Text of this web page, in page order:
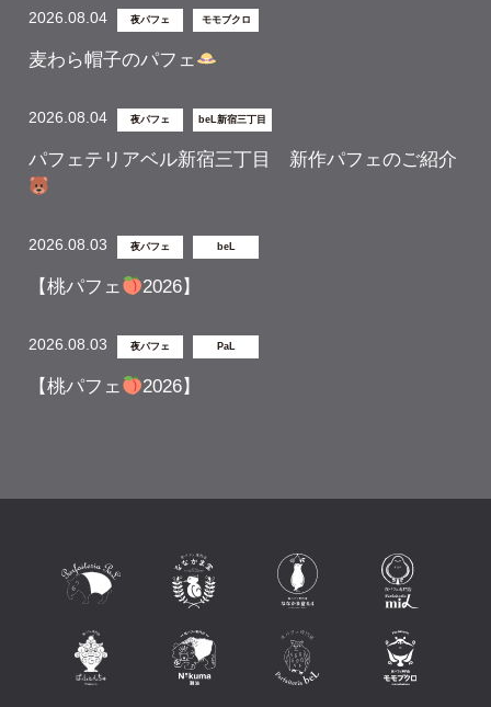
2026.08.04 夜パフェ モモブクロ
麦わら帽子のパフェ
2026.08.04 夜パフェ beL新宿三丁目
パフェテリアベル新宿三丁目 新作パフェのご紹介
2026.08.03 夜パフェ beL
【桃パフェ 2026】
2026.08.03 夜パフェ PaL
【桃パフェ 2026】